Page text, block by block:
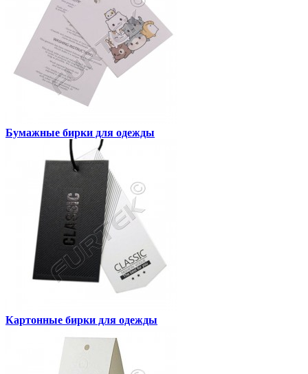
Бумажные бирки для одежды
Картонные бирки для одежды